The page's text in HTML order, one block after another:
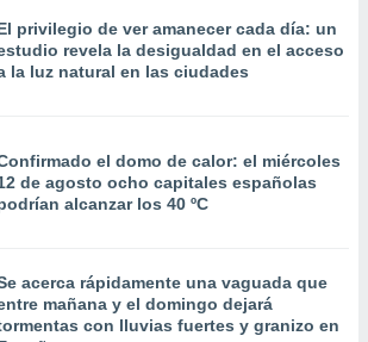
privilegio de ver amanecer cada día: un
revela la desigualdad en el acceso
la luz natural en las ciudades
el domo de calor: el miércoles
de agosto ocho capitales españolas
alcanzar los 40 ºC
acerca rápidamente una vaguada que
mañana y el domingo dejará
con lluvias fuertes y granizo en